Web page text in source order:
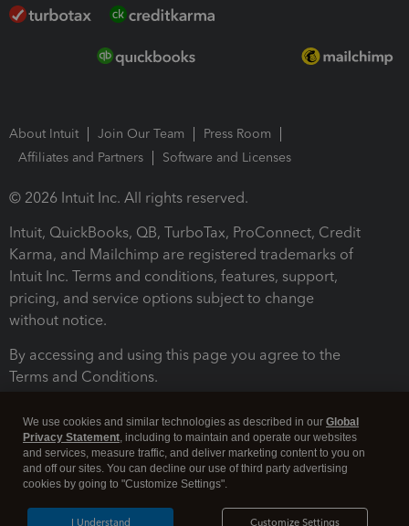
About Intuit Join Our Team
Press Room
Affiliates and Partners
Software and Licenses
© 2026 Intuit Inc. All rights reserved.
Intuit, QuickBooks, QB, TurboTax, ProConnect, Credit
Karma, and Mailchimp are registered trademarks of
Intuit Inc. Terms and conditions, features, support,
pricing, and service options subject to change
without notice.
By accessing and using this page you agree to the
Terms and Conditions.
We use cookies and similar technologies as described in our Global
Privacy Statement, including to maintain and operate our websites
and services, measure traffic, and deliver marketing content to you on
and off our sites. You can decline our use of third party advertising
cookies by going to "Customize Settings".
Customize Settings
I Understand